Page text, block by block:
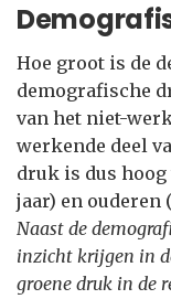
Hoe groot is de
demografische
van het niet-
werkende deel
druk is dus
jaar) en ouderen
Naast de
inzicht krijgen in
groene druk in de